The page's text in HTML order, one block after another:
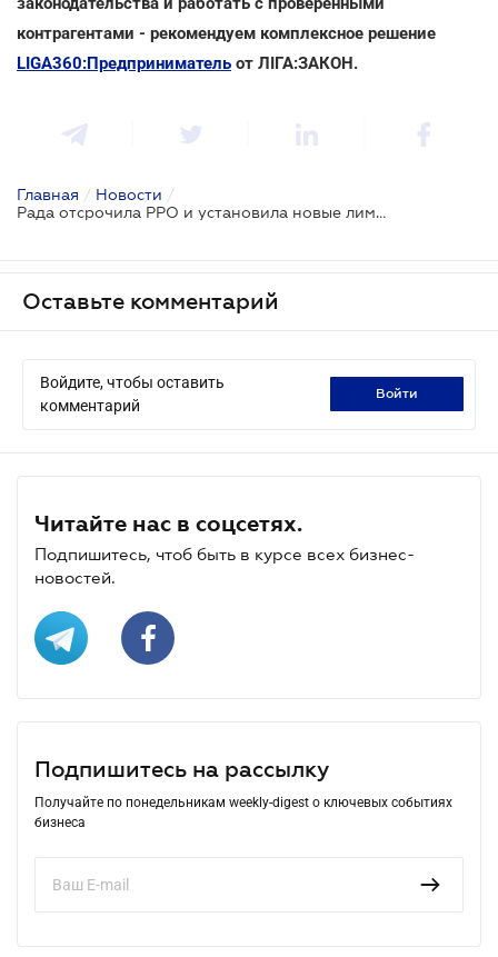
контрагентами - рекомендуем комплексное решение
LIGA360:Предприниматель от ЛІГА:ЗАКОН.
Главная / Новости /
Рада отсрочила РРО и установила новые лимиты ФОПам: принят доработанный проект № 4439-д
Оставьте комментарий
Войдите, чтобы оставить
комментарий
войти
Читайте нас в соцсетях.
Подпишитесь, чтоб быть в курсе всех бизнес-
новостей.
Подпишитесь на рассылку
Получайте по понедельникам weekly-digest о ключевых событиях
бизнеса